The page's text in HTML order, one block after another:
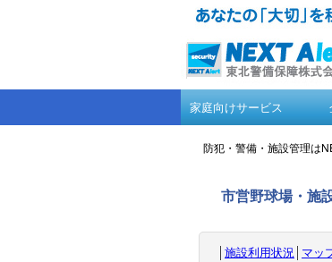
家庭向けサービス
防犯・警備・施設管理は
市営野球場・施
│ 施設利用状況│ マッ